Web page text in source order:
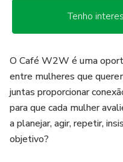
Tenho
O Café W2W é uma
entre mulheres que
juntas proporcionar
para que cada mulher
a planejar, agir, repetir,
objetivo?